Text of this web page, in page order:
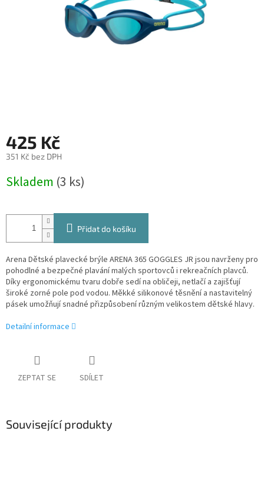
425 Kč
351 Kč bez DPH
cena:
Skladem (3 ks)
Přidat do košíku
Arena Dětské plavecké brýle ARENA 365 GOGGLES JR jsou navrženy pro
pohodlné a bezpečné plavání malých sportovců i rekreačních plavců.
Díky ergonomickému tvaru dobře sedí na obličeji, netlačí a zajišťují
široké zorné pole pod vodou. Měkké silikonové těsnění a nastavitelný
pásek umožňují snadné přizpůsobení různým velikostem dětské hlavy.
Detailní informace
ZEPTAT SE SDÍLET
Související produkty